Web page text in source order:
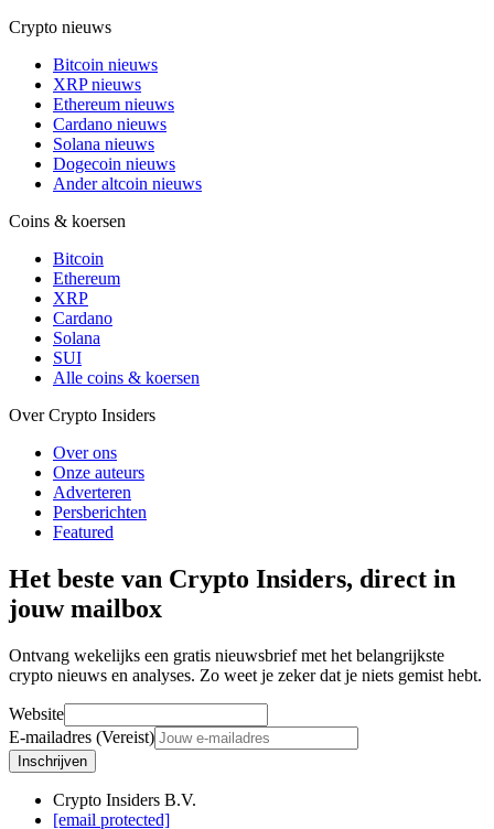
Crypto nieuws
Bitcoin nieuws
XRP nieuws
Ethereum nieuws
Cardano nieuws
Solana nieuws
Dogecoin nieuws
Ander altcoin nieuws
Coins & koersen
Bitcoin
Ethereum
XRP
Cardano
Solana
SUI
Alle coins & koersen
Over Crypto Insiders
Over ons
Onze auteurs
Adverteren
Persberichten
Featured
Het beste van Crypto Insiders, direct in
jouw mailbox
Ontvang wekelijks een gratis nieuwsbrief met het belangrijkste
crypto nieuws en analyses. Zo weet je zeker dat je niets gemist hebt.
Website
E-mailadres (Vereist)
Inschrijven
Crypto Insiders B.V.
[email protected]